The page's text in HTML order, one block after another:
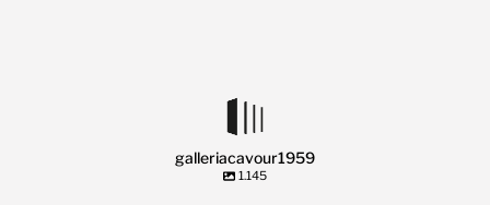
galleriacavour1959
1.145